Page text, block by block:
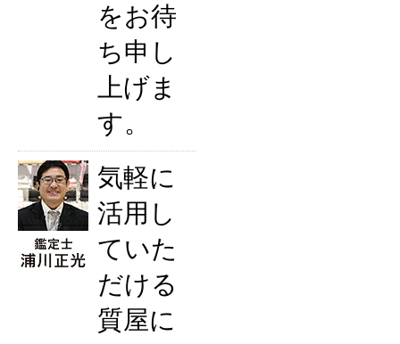
をお待
ち申し
上げま
す。
気軽に
活用し
ていた
だける
質屋に